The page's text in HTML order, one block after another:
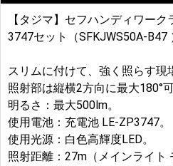
【タジマ】セフハンディワー
3747セット（SFKJWS50A-B47
スリムに付けて、強く照らす現
照射部は縦横2方向に最大180°
明るさ：最大500lm。
使用電池：充電池 LE-ZP3747。
使用光源：白色高輝度LED。
照射距離：27m（メインライト